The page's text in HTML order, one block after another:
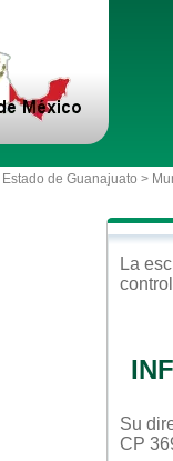
Estado de Guanajuato >
La
control
Su
CP